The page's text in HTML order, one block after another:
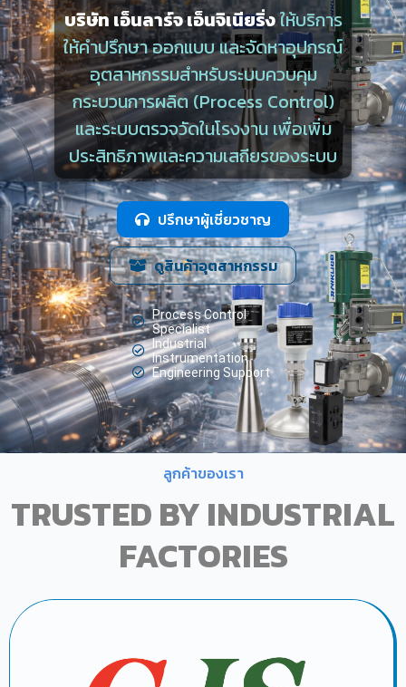
บริษัท เอ็นลาร์จ เอ็นจิเนียริ่งให้บริการ
ให้คำปรึกษา ออกแบบ และจัดหาอุปกรณ์
อุตสาหกรรมสำหรับระบบควบคุม
กระบวนการผลิต (Process Control)
และระบบตรวจวัดในโรงงาน เพื่อเพิ่ม
ประสิทธิภาพและความเสถียรของระบบ
ปรึกษาผู้เชี่ยวชาญ
ดูสินค้าอุตสาหกรรม
Process Control
Specialist
Industrial
Instrumentation
Engineering Support
ลูกค้าของเรา
TRUSTED BY INDUSTRIAL
FACTORIES